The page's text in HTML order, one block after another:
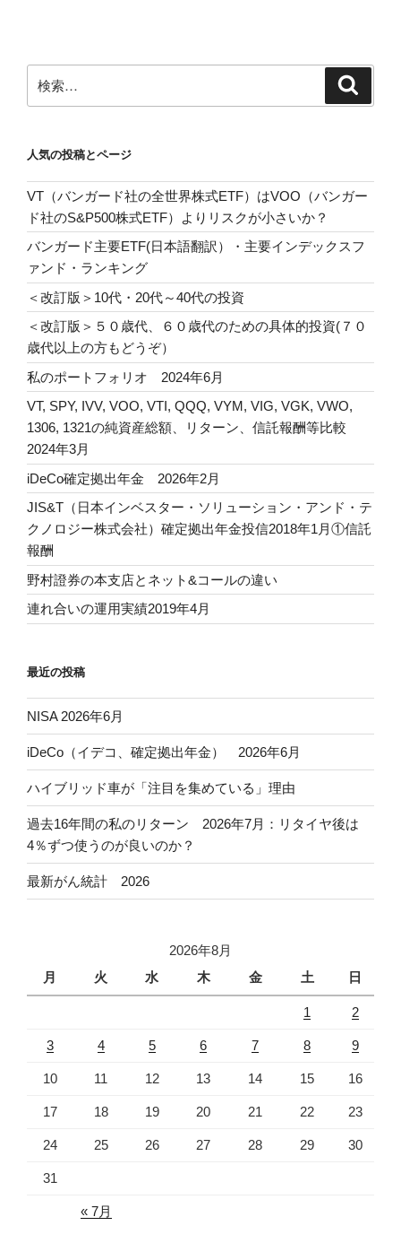
索:
人気の投稿とページ
VT（バンガード社の全世界株式ETF）はVOO（バンガー
ド社のS&P500株式ETF）よりリスクが小さいか？
バンガード主要ETF(日本語翻訳）・主要インデックスフ
ァンド・ランキング
＜改訂版＞10代・20代～40代の投資
＜改訂版＞５０歳代、６０歳代のための具体的投資(７０
歳代以上の方もどうぞ）
私のポートフォリオ 2024年6月
VT, SPY, IVV, VOO, VTI, QQQ, VYM, VIG, VGK, VWO,
1306, 1321の純資産総額、リターン、信託報酬等比較
2024年3月
iDeCo確定拠出年金 2026年2月
JIS&T（日本インベスター・ソリューション・アンド・テ
クノロジー株式会社）確定拠出年金投信2018年1月①信託
報酬
野村證券の本支店とネット&コールの違い
連れ合いの運用実績2019年4月
最近の投稿
NISA 2026年6月
iDeCo（イデコ、確定拠出年金） 2026年6月
ハイブリッド車が「注目を集めている」理由
過去16年間の私のリターン 2026年7月：リタイヤ後は
4％ずつ使うのが良いのか？
最新がん統計 2026
2026年8月
月
火 水 木 金 土 日
1 2
3 4 5 6 7 8 9
10 11 12 13 14 15 16
17 18 19 20 21 22 23
24 25 26 27 28 29 30
31
« 7月